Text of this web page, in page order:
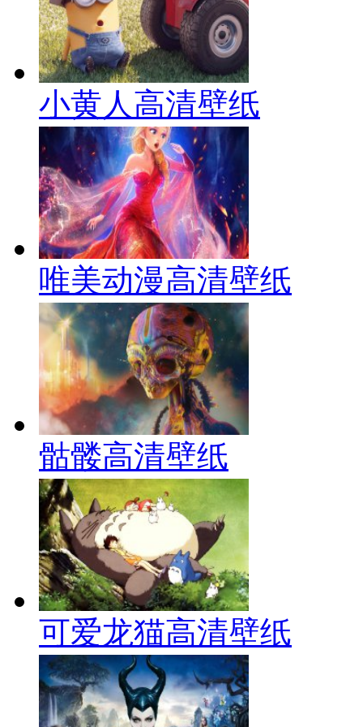
小黄人高清壁纸
唯美动漫高清壁纸
骷髅高清壁纸
可爱龙猫高清壁纸